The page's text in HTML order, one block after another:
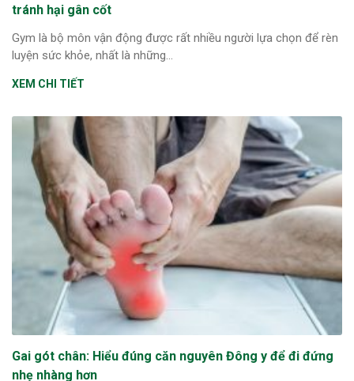
tránh hại gân cốt
Gym là bộ môn vận động được rất nhiều người lựa chọn để rèn
luyện sức khỏe, nhất là những...
XEM CHI TIẾT
Gai gót chân: Hiểu đúng căn nguyên Đông y để đi đứng
nhẹ nhàng hơn